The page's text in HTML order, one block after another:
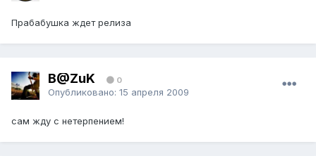
Прабабушка ждет релиза
B@ZuK 0
Опубликовано: 15 апреля 2009
сам жду с нетерпением!